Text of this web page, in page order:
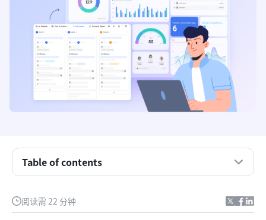
阅读需 22 分钟
Table of contents
什么是敏捷看板？
敏捷看板的类型